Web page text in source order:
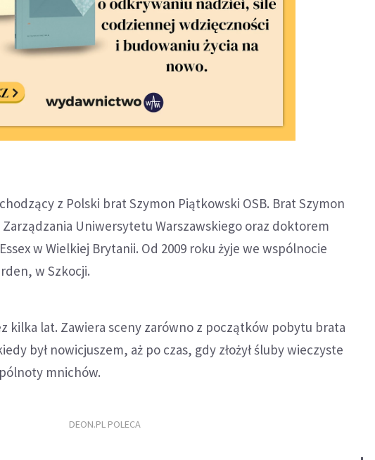
z Polski brat Szymon Piątkowski OSB. Brat Szymon
Zarządzania Uniwersytetu Warszawskiego oraz doktorem
w Wielkiej Brytanii. Od 2009 roku żyje we wspólnocie
w Szkocji.
kilka lat. Zawiera sceny zarówno z początków pobytu brata
był nowicjuszem, aż po czas, gdy złożył śluby wieczyste
mnichów.
DEON.PL POLECA